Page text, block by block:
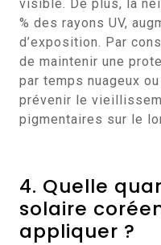
visible. De plus, la
% des rayons UV,
d’exposition. Par
de maintenir une
par temps nuageux
prévenir le
pigmentaires sur le
4. Quelle
solaire
appliquer ?